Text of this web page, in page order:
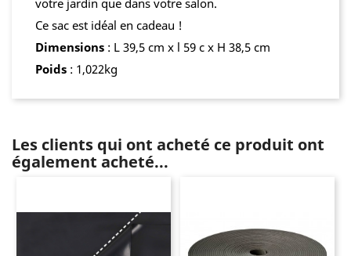
votre jardin que dans votre salon.
Ce sac est idéal en cadeau !
Dimensions : L 39,5 cm x l 59 c x H 38,5 cm
Poids : 1,022kg
Les clients qui ont acheté ce produit ont
également acheté...